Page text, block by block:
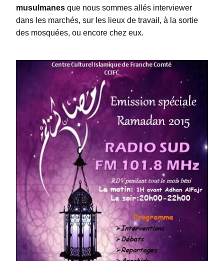
musulmanes que nous sommes allés interviewer
dans les marchés, sur les lieux de travail, à la sortie
des mosquées, ou encore chez eux.